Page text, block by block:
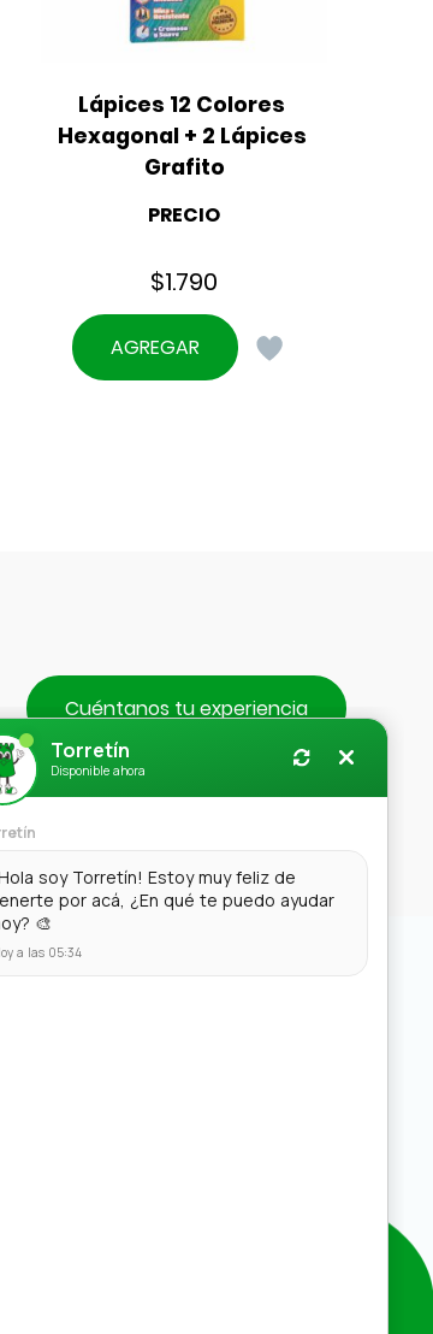
Lápices 12 Colores
Hexagonal + 2 Lápices
Grafito
PRECIO
$1.790
AGREGAR
Cuéntanos tu experiencia